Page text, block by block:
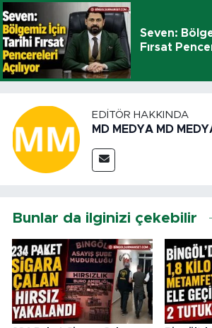
Seven:
Fırsat
EDITÖR HAKKINDA
MD MEDYA MD
Bunlar da ilginizi çekebilir